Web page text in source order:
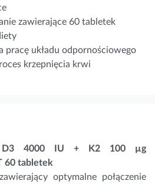
zawierające 60 tabletek
pracę układu odpornościowego
krzepnięcia krwi
D3 4000 IU + K2 100 µg
60 tabletek
optymalne połączenie